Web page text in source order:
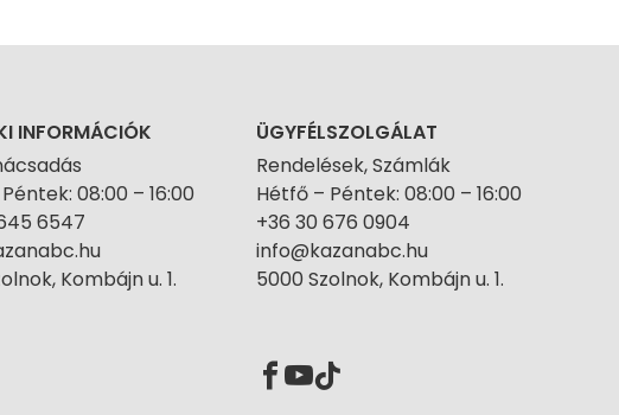
INFORMÁCIÓK
08:00 – 16:00
6547
Kombájn u. 1.
ÜGYFÉLSZOLGÁLAT
Rendelések, Számlák
Hétfő – Péntek: 08:00 – 16:00
+36 30 676 0904
info@kazanabc.hu
5000 Szolnok, Kombájn u. 1.